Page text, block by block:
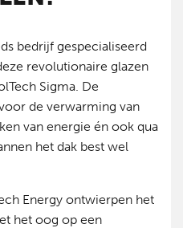
bedrijf gespecialiseerd
revolutionaire glazen
Sigma. De
de verwarming van
van energie én ook qua
het dak best wel
Energy ontwierpen het
het oog op een